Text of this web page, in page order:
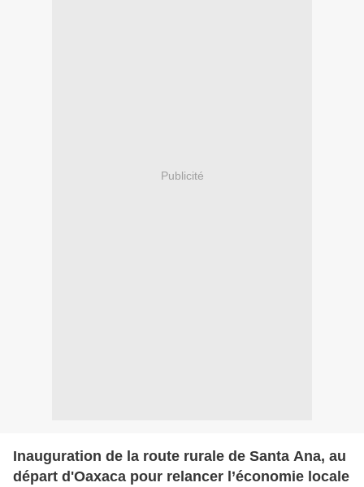
Publicité
Inauguration de la route rurale de Santa Ana, au
départ d'Oaxaca pour relancer l’économie locale